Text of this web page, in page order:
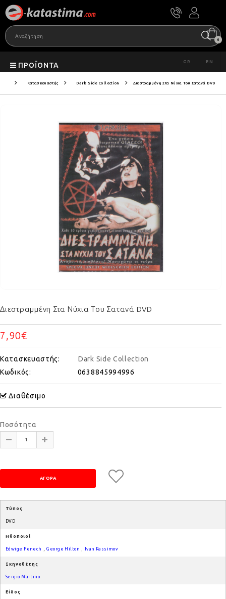
0
ΠΡΟΪΌΝΤΑ GR EN
Κατασκευαστής Dark Side Collection Διεστραμμένη Στα Νύχια Του Σατανά DVD
Διεστραμμένη Στα Νύχια Του Σατανά DVD
7,90€
Κατασκευαστής:
Dark Side Collection
Κωδικός:
0638845994996
Διαθέσιμο
Ποσότητα
Τύπος
DVD
Ηθοποιοί
Edwige Fenech ,George Hilton Ivan Rassimov
Σκηνοθέτης
Sergio Martino
Είδος